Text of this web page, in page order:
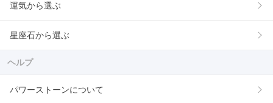
運気から選ぶ
星座石から選ぶ
ヘルプ
パワーストーンについて